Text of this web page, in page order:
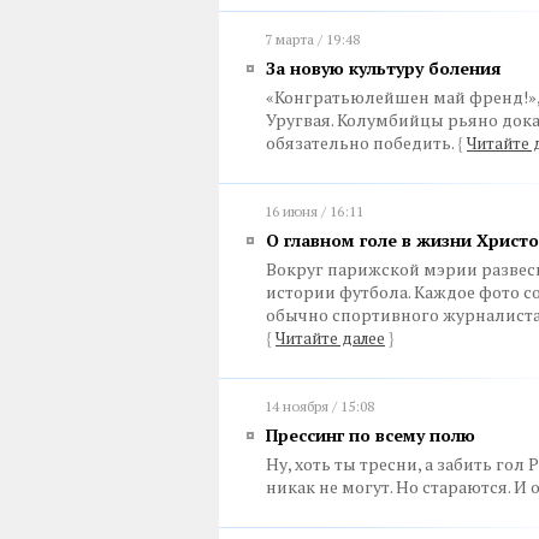
7 марта / 19:48
За новую культуру боления
«Конгратьюлейшен май
Уругвая. Колумбийцы рьяно
обязательно победить. { Читайте
16 июня / 16:11
О главном голе в жизни
Вокруг парижской мэрии
истории футбола. Каждое фото
обычно спортивного
{ Читайте далее }
14 ноября / 15:08
Прессинг по всему полю
Ну, хоть ты тресни, а забить
никак не могут. Но стараются. И